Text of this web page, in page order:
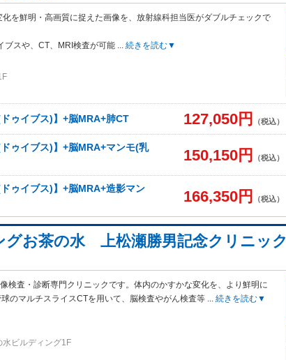
を鮮明・高画質に捉えた画像を、放射線科担当医がダブルチェックで
ブスや、CT、MRI検査が可能 ... 続きを読む▼
ゥイブス)】+脳MRA+肺CT 127,050円 （税込）
ゥイブス)】+脳MRA+マンモ(乳
150,150円 （税込）
ゥイブス)】+脳MRA+造影マン
166,350円 （税込）
グお茶の水 上松瀬勝男記念クリニック
検査・診断専門クリニックです。体内のかすかな変化を、より鮮明に
のマルチスライスCTを用いて、脳検査やがん検査等 ... 続きを読む▼
ビルディング1F